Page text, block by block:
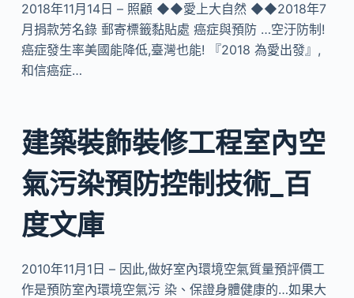
2018年11月14日 – 照顧 ◆◆愛上大自然 ◆◆2018年7
月捐款芳名錄 郵寄標籤黏貼處 癌症與預防 …空汙防制!
癌症發生率美國能降低,臺灣也能! 『2018 為愛出發』,
和信癌症…
建築裝飾裝修工程室內空
氣污染預防控制技術_百
度文庫
2010年11月1日 – 因此,做好室內環境空氣質量預評價工
作是預防室內環境空氣污 染、保證身體健康的…如果大